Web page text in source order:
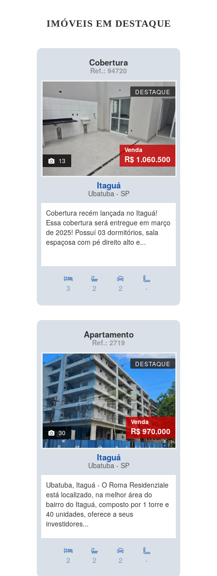
IMÓVEIS EM DESTAQUE
Cobertura
Ref.: 94720
DESTAQUE
13
Venda
R$ 1.060.500
Itaguá
Ubatuba - SP
Cobertura recém lançada no Itaguá!
Essa cobertura será entregue em março
de 2025! Possuí 03 dormitórios, sala
espaçosa com pé direito alto e...
3 2 2 -
Apartamento
Ref.: 2719
DESTAQUE
30
Venda
R$ 970.000
Itaguá
Ubatuba - SP
Ubatuba, Itaguá - O Roma Residenziale
está localizado, na melhor área do
bairro do Itaguá, composto por 1 torre e
40 unidades, oferece a seus
investidores...
2 2 2 -